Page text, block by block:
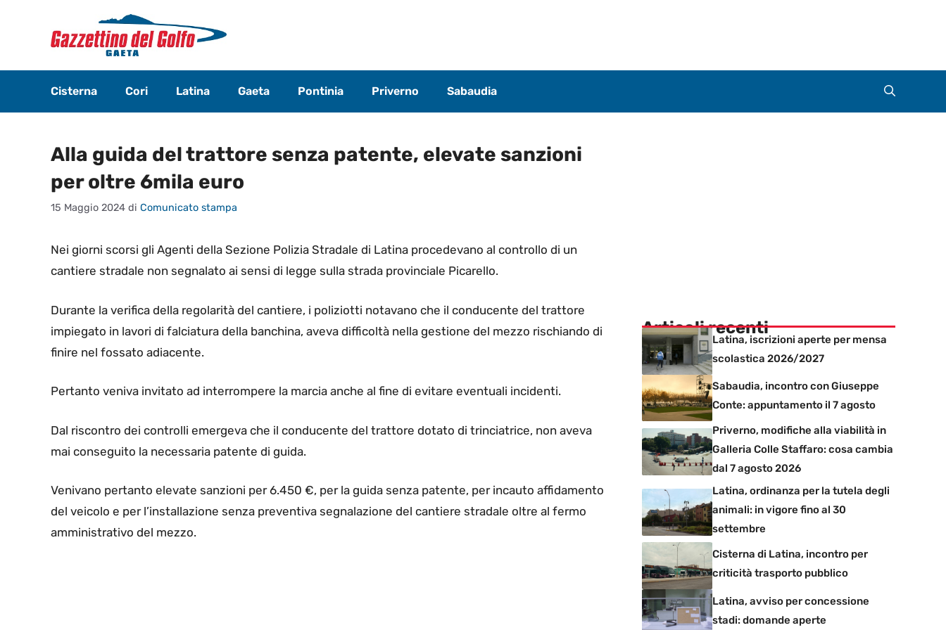
contenuto
Cisterna Cori Latina Gaeta Pontinia Priverno Sabaudia
Alla guida del trattore senza patente, elevate sanzioni
per oltre 6mila euro
15 Maggio 2024 di Comunicato stampa
Nei giorni scorsi gli Agenti della Sezione Polizia Stradale di Latina procedevano al controllo di un
cantiere stradale non segnalato ai sensi di legge sulla strada provinciale Picarello.
Durante la verifica della regolarità del cantiere, i poliziotti notavano che il conducente del trattore
impiegato in lavori di falciatura della banchina, aveva difficoltà nella gestione del mezzo rischiando di
finire nel fossato adiacente.
Pertanto veniva invitato ad interrompere la marcia anche al fine di evitare eventuali incidenti.
Dal riscontro dei controlli emergeva che il conducente del trattore dotato di trinciatrice, non aveva
mai conseguito la necessaria patente di guida.
Venivano pertanto elevate sanzioni per 6.450 €, per la guida senza patente, per incauto affidamento
del veicolo e per l’installazione senza preventiva segnalazione del cantiere stradale oltre al fermo
amministrativo del mezzo.
Articoli recenti
Latina, iscrizioni aperte per mensa
scolastica 2026/2027
Sabaudia, incontro con Giuseppe
Conte: appuntamento il 7 agosto
Priverno, modifiche alla viabilità in
Galleria Colle Staffaro: cosa cambia
dal 7 agosto 2026
Latina, ordinanza per la tutela degli
animali: in vigore fino al 30
settembre
Cisterna di Latina, incontro per
criticità trasporto pubblico
Latina, avviso per concessione
stadi: domande aperte